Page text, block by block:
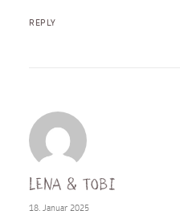
REPLY
Lena & Tobi
18. Januar 2025